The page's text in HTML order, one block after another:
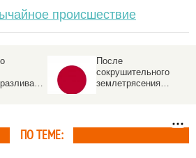
происшествие
После
сокрушительного
землетрясения
ПО ТЕМЕ: